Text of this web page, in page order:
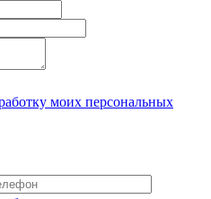
моих персональных